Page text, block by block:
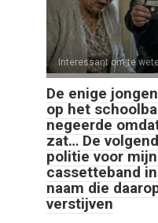
Interessant om te
De enige
op het
negeerde
zat… De
politie voor
cassetteband
naam die
verstijven